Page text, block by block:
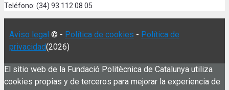
Teléfono: (34) 93 112 08 05
Aviso legal © - Política de cookies - Política de
privacidad(2026)
El sitio web de la Fundació Politècnica de Catalunya utiliza
cookies propias y de terceros para mejorar la experiencia de